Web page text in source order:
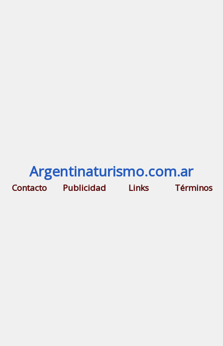
Argentinaturismo.com.ar
Contacto Publicidad Links Términos